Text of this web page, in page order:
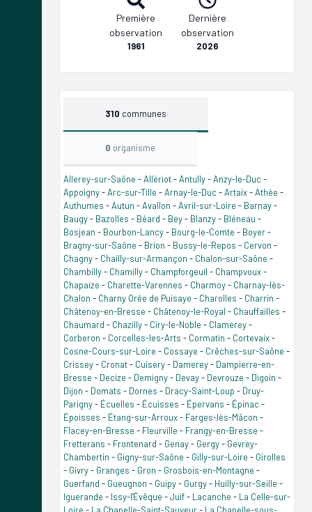
Première
observation
1961
Dernière
observation
2026
310 communes
0 organisme
Allerey-sur-Saône -Allériot-Antully-Anzy-le-Duc -
Appoigny-Arc-sur-Tille -Arnay-le-Duc -Artaix-Athée -
Authumes -Autun -Avallon -Avril-sur-Loire - Barnay-
Baugy- Bazolles - Béard - Bey- Blanzy- Bléneau -
Bosjean - Bourbon-Lancy- Bourg-le-Comte - Boyer-
Bragny-sur-Saône - Brion - Bussy-le-Repos - Cervon -
Chagny- Chailly-sur-Armançon - Chalon-sur-Saône -
Chambilly- Chamilly- Champforgeuil - Champvoux-
Chapaize - Charette-Varennes - Charmoy- Charnay-lès-
Chalon - Charny Orée de Puisaye - Charolles - Charrin -
Châtenoy-en-Bresse - Châtenoy-le-Royal - Chauffailles -
Chaumard - Chazilly- Ciry-le-Noble - Clamerey-
Corberon - Corcelles-les-Arts - Cormatin - Cortevaix-
Cosne-Cours-sur-Loire - Cossaye - Crêches-sur-Saône -
Crissey- Cronat- Cuisery- Damerey- Dampierre-en-
Bresse - Decize - Demigny- Devay- Devrouze - Digoin -
Dijon - Domats - Dornes - Dracy-Saint-Loup - Druy-
Parigny- Écuelles - Écuisses - Épervans - Épinac -
Époisses - Étang-sur-Arroux- Farges-lès-Mâcon -
Flacey-en-Bresse - Fleurville - Frangy-en-Bresse -
Fretterans - Frontenard - Genay- Gergy- Gevrey-
Chambertin - Gigny-sur-Saône - Gilly-sur-Loire - Girolles
- Givry- Granges - Gron - Grosbois-en-Montagne -
Guerfand - Gueugnon - Guipy- Gurgy- Huilly-sur-Seille -
Iguerande - Issy-l'Évêque -Juif- Lacanche - La Celle-sur-
Loire - La Chapelle-Saint-Sauveur- La Chapelle-sous-